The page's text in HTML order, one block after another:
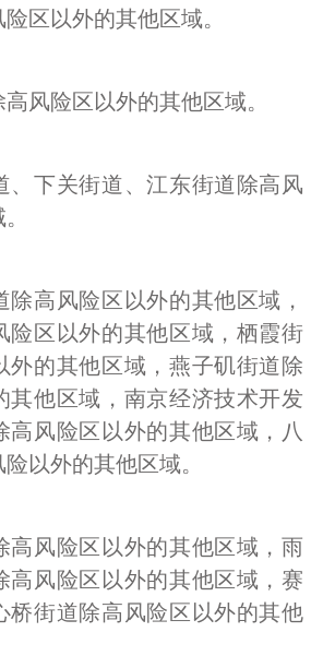
区以外的其他区域。
险区以外的其他区域。
下关街道、江东街道除高风
高风险区以外的其他区域，
险区以外的其他区域，栖霞街
外的其他区域，燕子矶街道除
其他区域，南京经济技术开发
高风险区以外的其他区域，八
以外的其他区域。
风险区以外的其他区域，雨
高风险区以外的其他区域，赛
桥街道除高风险区以外的其他